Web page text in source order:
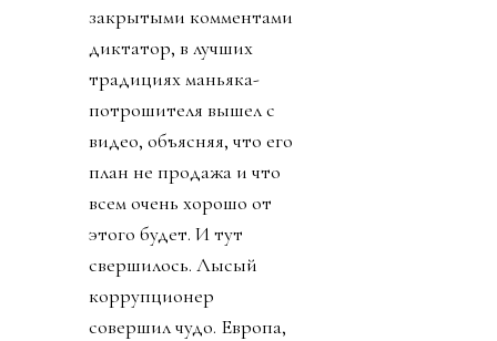
закрытыми комментами
диктатор, в лучших
традициях маньяка-
потрошителя вышел с
видео, объясняя, что его
план не продажа и что
всем очень хорошо от
этого будет. И тут
свершилось. Лысый
коррупционер
совершил чудо. Европа,